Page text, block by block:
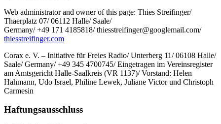
Web administrator and owner of this page: Thies Streifinger/
Thaerplatz 07/ 06112 Halle/ Saale/
Germany/ +49 171 4185818/ thiesstreifinger@googlemail.com/
thiesstreifinger.com
Corax e. V. – Initiative für Freies Radio/ Unterberg 11/ 06108 Halle/
Saale/ Germany/ +49 345 4700745/ Eingetragen im Vereinsregister
am Amtsgericht Halle-Saalkreis (VR 1137)/ Vorstand: Helen
Hahmann, Udo Israel, Philine Lewek, Juliane Victor und Christoph
Carmesin
Haftungsausschluss